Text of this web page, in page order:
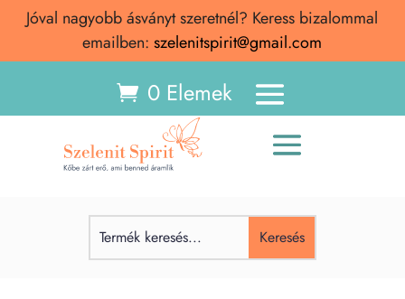
Jóval nagyobb ásványt szeretnél? Keress bizalommal
emailben: szelenitspirit@gmail.com
0 Elemek